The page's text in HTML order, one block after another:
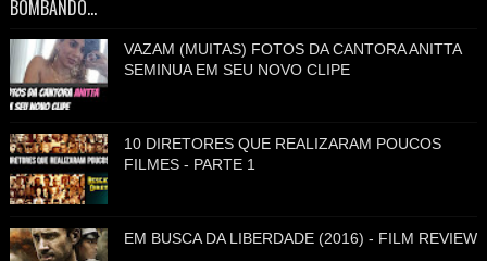
BOMBANDO...
VAZAM (MUITAS) FOTOS DA CANTORA ANITTA
SEMINUA EM SEU NOVO CLIPE
10 DIRETORES QUE REALIZARAM POUCOS
FILMES - PARTE 1
EM BUSCA DA LIBERDADE (2016) - FILM REVIEW